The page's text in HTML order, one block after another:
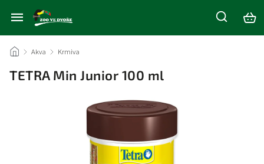
/ Akva / Krmiva
TETRA Min Junior 100 ml